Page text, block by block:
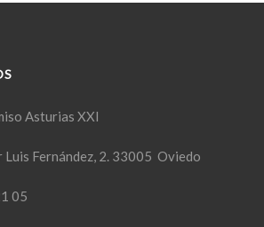
Asturias XXI
Fernández, 2. 33005 Oviedo
05